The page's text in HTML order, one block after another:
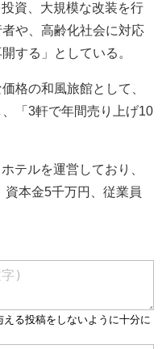
資、大規模な改装を行
や、高齢化社会に対応
する」としている。
格の和風旅館として、
「3軒で年間売り上げ10
テルを運営しており、
本金5千万円、従業員